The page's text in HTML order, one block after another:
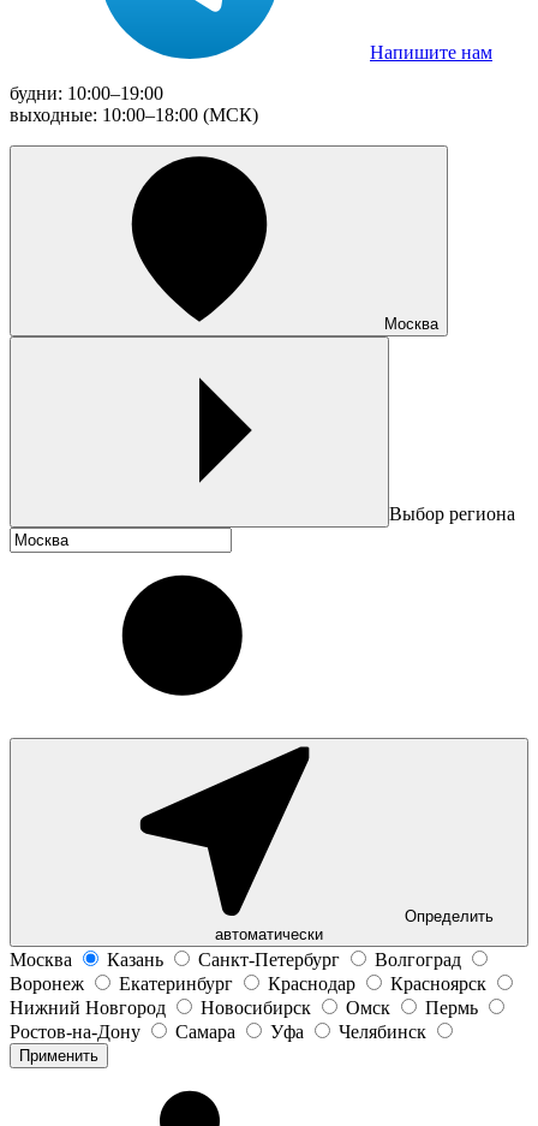
Напишите нам
будни: 10:00–19:00
выходные: 10:00–18:00 (МСК)
Москва
Выбор региона
Определить
автоматически
Москва Казань Санкт-Петербург
Волгоград
Воронеж
Екатеринбург Краснодар
Красноярск
Нижний Новгород
Новосибирск Омск
Пермь
Ростов-на-Дону
Самара Уфа Челябинск
Применить